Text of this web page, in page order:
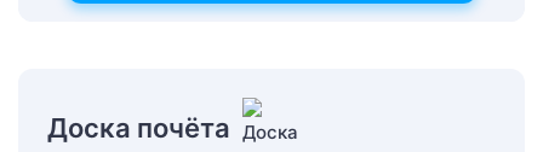
Доска почёта